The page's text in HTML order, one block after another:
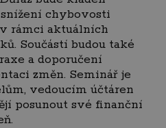
chybovosti
rámci aktuálních
Součástí budou také
a doporučení
změn. Seminář je
vedoucím účtáren
posunout své finanční